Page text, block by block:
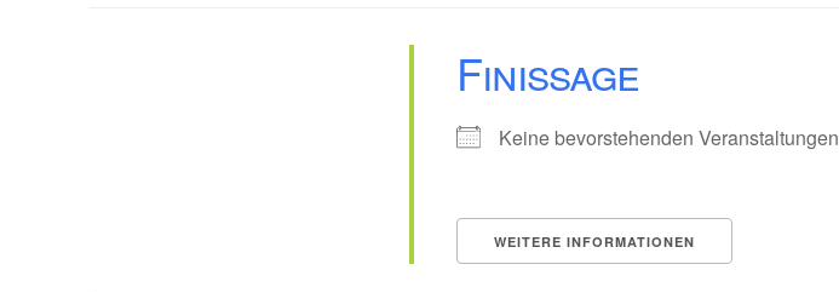
Finissage
Keine bevorstehenden Veranstaltungen
WEITERE INFORMATIONEN